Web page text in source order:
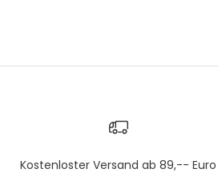
Kostenloster Versand ab 89,-- Euro